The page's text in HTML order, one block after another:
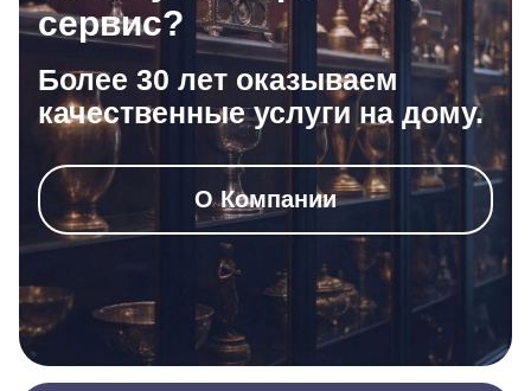
сервис?
Более 30 лет оказываем
качественные услуги на дому.
О Компании